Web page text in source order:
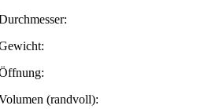
(randvoll):